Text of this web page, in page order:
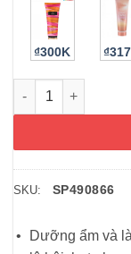
₫300K
Sữa dưỡng thể
SKU: SP490866
Dưỡng ẩm và